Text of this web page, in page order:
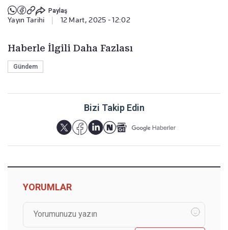
Paylaş
Yayın Tarihi 12 Mart, 2025 - 12:02
Haberle İlgili Daha Fazlası
Gündem
Bizi Takip Edin
YORUMLAR